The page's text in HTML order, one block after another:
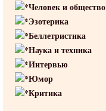
Человек и общество
Эзотерика
Беллетристика
Наука и техника
Интервью
Юмор
Критика